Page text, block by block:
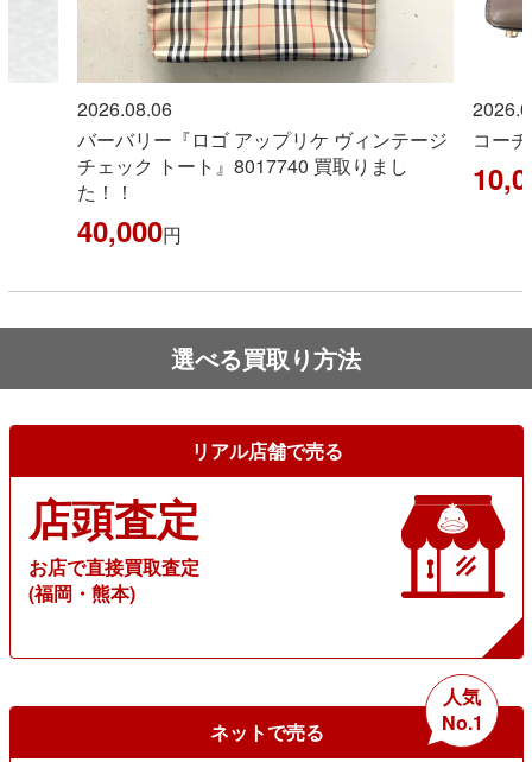
2026.08.06
バーバリー『ロゴ アップリケ ヴィンテージ
チェック トート』8017740 買取りまし
た！！
40,000円
コー
選べる買取り方法
リアル店舗で売る
店頭査定
お店で直接買取査定
(福岡・熊本)
ネットで売る
人気
No.1